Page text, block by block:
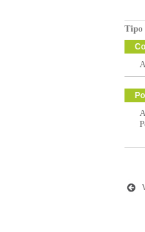
Tipo